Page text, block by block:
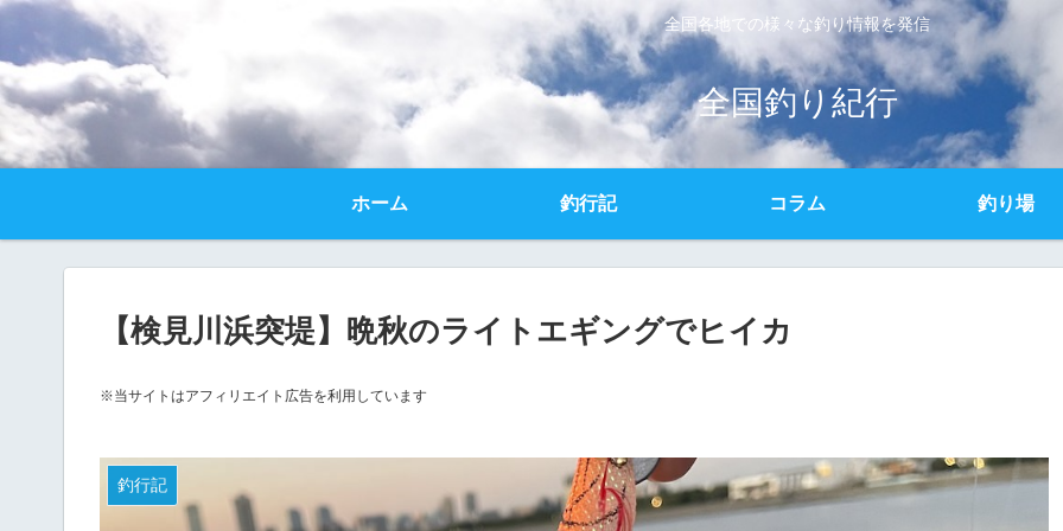
全国各地での様々な釣り情報を発信
全国釣り紀行
ホーム 釣行記 コラム 釣り場
【検見川浜突堤】晩秋のライトエギングでヒイカ
※当サイトはアフィリエイト広告を利用しています
釣行記